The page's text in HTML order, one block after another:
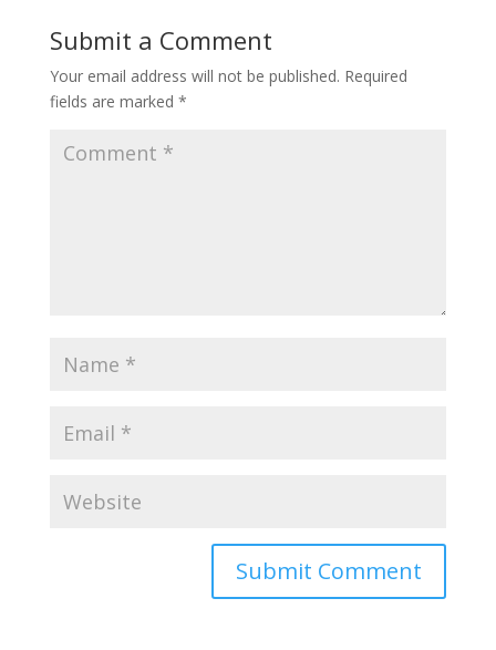
Submit a Comment
Your email address will not be published. Required
fields are marked *